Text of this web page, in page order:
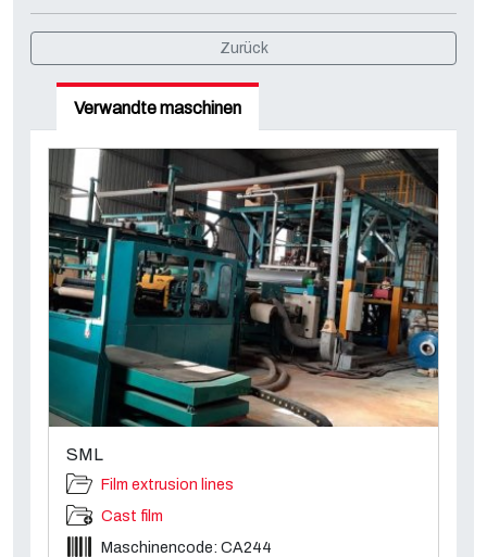
Zurück
Verwandte maschinen
SML
Film extrusion lines
Cast film
Maschinencode: CA244